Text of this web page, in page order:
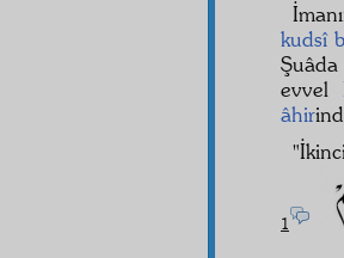
kudsî
evvel
âhir
1